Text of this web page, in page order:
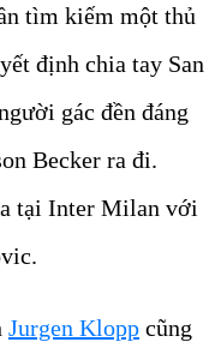
tìm kiếm một thủ
định chia tay San
gác đền đáng
Becker ra đi.
tại Inter Milan với
Jurgen Klopp cũng